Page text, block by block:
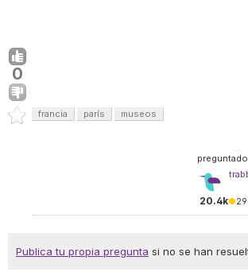
0
francia parís museos
preguntado
20.4k●
Publica tu propia pregunta si no se han